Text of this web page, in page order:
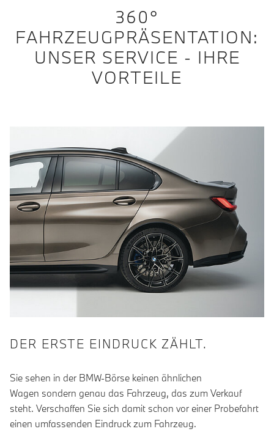
360°
FAHRZEUGPRÄSENTATION:
UNSER SERVICE - IHRE
VORTEILE
DER ERSTE EINDRUCK ZÄHLT.
Sie sehen in der BMW-Börse keinen ähnlichen
Wagen sondern genau das Fahrzeug, das zum Verkauf
steht. Verschaffen Sie sich damit schon vor einer Probefahrt
einen umfassenden Eindruck zum Fahrzeug.